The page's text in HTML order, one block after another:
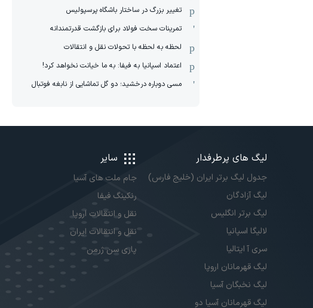
تغییر بزرگ در ساختار باشگاه پرسپولیس
تمرینات سخت فولاد برای بازگشت قدرتمندانه
لحظه به لحظه با تحولات نقل و انتقالات
اعتماد اسپانیا به فیفا: به ما خیانت نخواهد کرد!
مسی دوباره درخشید؛ دو گل تماشایی از نابغه فوتبال
لیگ های پرطرفدار
جدول لیگ برتر ایران (خلیج فارس)
لیگ آزادگان
لیگ برتر انگلیس
لالیگا اسپانیا
سری آ ایتالیا
لیگ قهرمانان اروپا
لیگ نخبگان آسیا
لیگ قهرمانان آسیا دو
سایر
جام ملت های آسیا
رنکینگ فیفا
نقل و انتقالات اروپا
نقل و انتقالات ایران
پاری سن ژرمن